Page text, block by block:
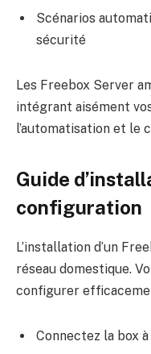
Scénarios
sécurité
Les Freebox Server
intégrant aisément
l’automatisation et le
Guide
configuration
L’installation d’un
réseau domestique.
configurer
Connectez la box